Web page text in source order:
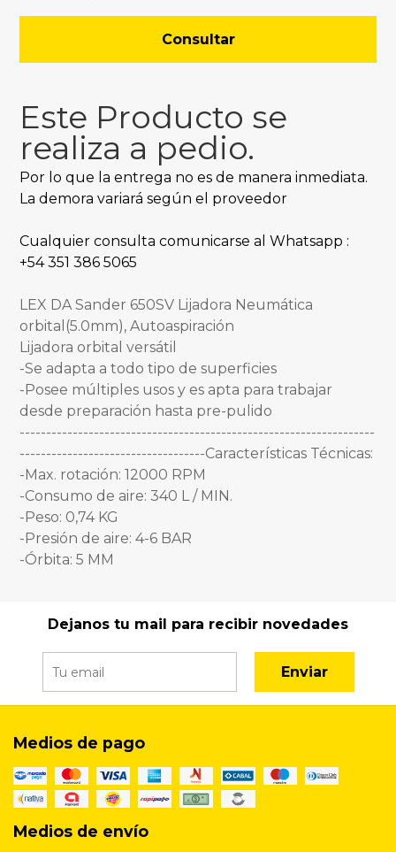
Consultar
Este Producto se
realiza a pedio.
Por lo que la entrega no es de manera inmediata.
La demora variará según el proveedor
Cualquier consulta comunicarse al Whatsapp :
+54 351 386 5065
LEX DA Sander 650SV Lijadora Neumática
orbital(5.0mm), Autoaspiración
Lijadora orbital versátil
-Se adapta a todo tipo de superficies
-Posee múltiples usos y es apta para trabajar
desde preparación hasta pre-pulido
-------------------------------------------------------------------
-----------------------------------Características Técnicas:
-Max. rotación: 12000 RPM
-Consumo de aire: 340 L / MIN.
-Peso: 0,74 KG
-Presión de aire: 4-6 BAR
-Órbita: 5 MM
Dejanos tu mail para recibir novedades
Enviar
Medios de pago
Medios de envío